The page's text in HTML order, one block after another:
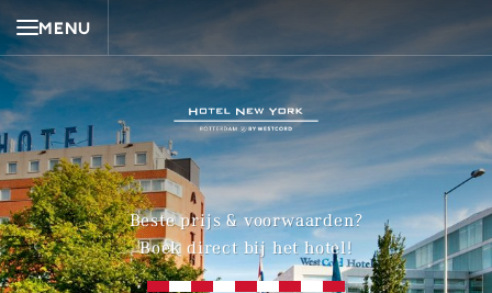
MENU
Beste prijs & voorwaarden?
Boek direct bij het hotel!